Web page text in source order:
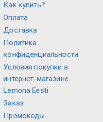
Как купить?
Оплата
Доставка
Политика
конфиденциальности
Условия покупки в
интернет-магазине
Lemona Eesti
Заказ
Промокоды